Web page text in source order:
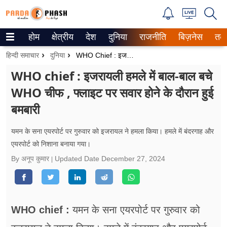
Trending on Google News
वेब स्टोरीज
उत्तर प्रदेश
गैलरी
वीडियो
रिलेशनशिप
जीवन मंत्रा
होम क्षेत्रीय देश दुनिया राजनीति बिज़नेस
हिन्दी समाचार दुनिया
WHO chief : इजरायली हमले में बाल-बाल बचे
WHO चीफ , फ्लाइट पर सवार होने के दौरान हुई
बमबारी
यमन के सना एयरपोर्ट पर गुरुवार को इजरायल ने हमला किया। हमले में बंदरगाह और
एयरपोर्ट को निशाना बनाया गया।
By अनूप कुमार
Updated Date December 27, 2024
WHO chief : यमन के सना एयरपोर्ट पर गुरुवार को